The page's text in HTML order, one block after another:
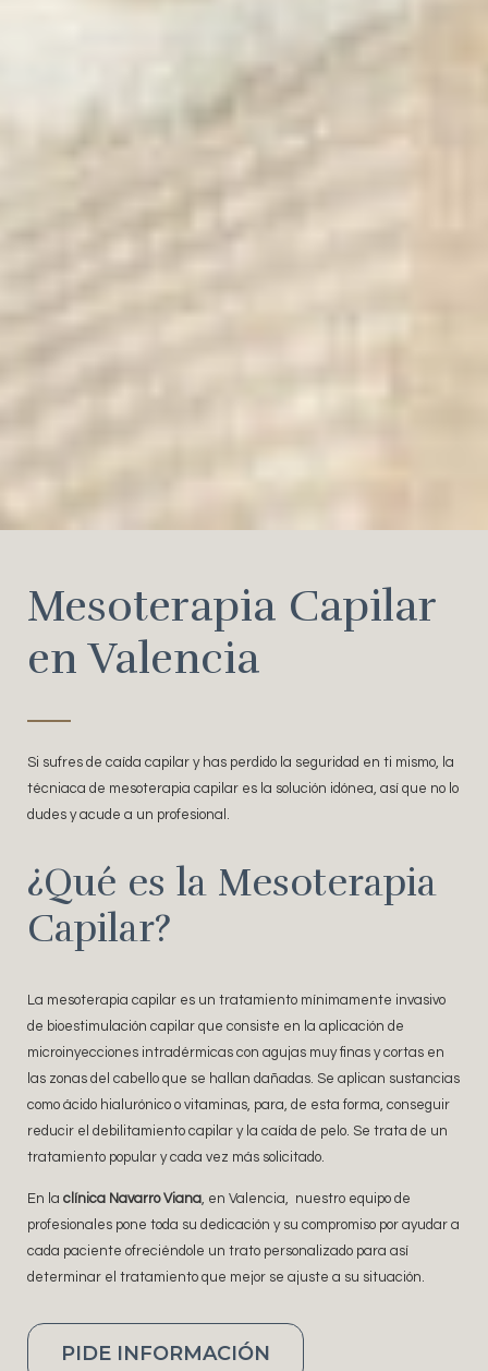
Mesoterapia Capilar
en Valencia
Si sufres de caída capilar y has perdido la seguridad en ti mismo, la
técniaca de mesoterapia capilar es la solución idónea, así que no lo
dudes y acude a un profesional.
¿Qué es la Mesoterapia
Capilar?
La mesoterapia capilar es un tratamiento mínimamente invasivo
de bioestimulación capilar que consiste en la aplicación de
microinyecciones intradérmicas con agujas muy finas y cortas en
las zonas del cabello que se hallan dañadas. Se aplican sustancias
como ácido hialurónico o vitaminas, para, de esta forma, conseguir
reducir el debilitamiento capilar y la caída de pelo. Se trata de un
tratamiento popular y cada vez más solicitado.
En la clínica Navarro Viana, en Valencia, nuestro equipo de
profesionales pone toda su dedicación y su compromiso por ayudar a
cada paciente ofreciéndole un trato personalizado para así
determinar el tratamiento que mejor se ajuste a su situación.
PIDE INFORMACIÓN